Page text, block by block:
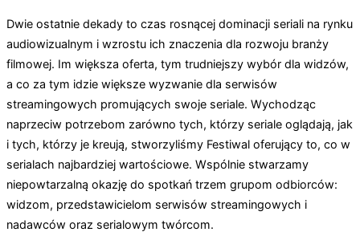
Dwie ostatnie dekady to czas rosnącej dominacji seriali na rynku
audiowizualnym i wzrostu ich znaczenia dla rozwoju branży
filmowej. Im większa oferta, tym trudniejszy wybór dla widzów,
a co za tym idzie większe wyzwanie dla serwisów
streamingowych promujących swoje seriale. Wychodząc
naprzeciw potrzebom zarówno tych, którzy seriale oglądają, jak
i tych, którzy je kreują, stworzyliśmy Festiwal oferujący to, co w
serialach najbardziej wartościowe. Wspólnie stwarzamy
niepowtarzalną okazję do spotkań trzem grupom odbiorców:
widzom, przedstawicielom serwisów streamingowych i
nadawców oraz serialowym twórcom.